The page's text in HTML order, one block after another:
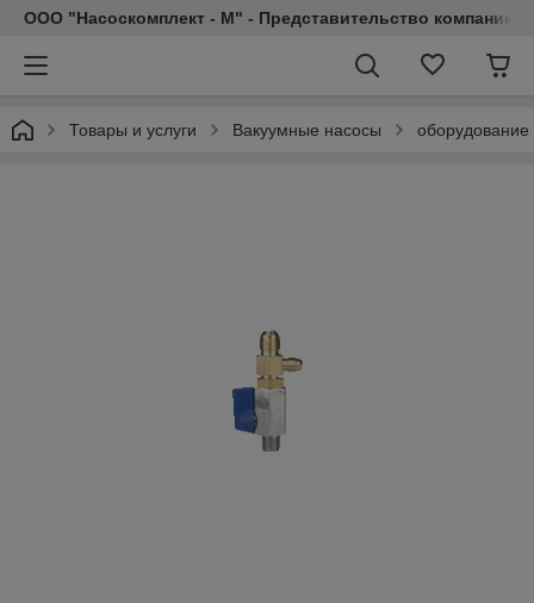
ООО "Насоскомплект - М" - Представительство компании
Товары и услуги Вакуумные насосы оборудование